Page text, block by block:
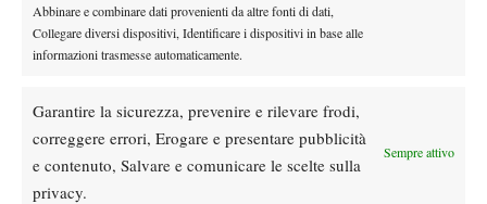
Abbinare e combinare dati provenienti da altre fonti di dati,
Collegare diversi dispositivi, Identificare i dispositivi in base alle
informazioni trasmesse automaticamente.
Garantire la sicurezza, prevenire e rilevare frodi,
correggere errori, Erogare e presentare pubblicità
e contenuto, Salvare e comunicare le scelte sulla
privacy.
Sempre attivo
questa giovane donna pronta a misurarsi da Coach privata con il
circuito professionistico, dopo averlo vissuto in prima persona da
competere, ma anche quella sensibilità e dolcezza che avvolgono
Emily sono adesso a disposizione di ragazzi giovani che non
possono che giovarne intensamente. Sei pronta Emily, non
voltarti indietro.